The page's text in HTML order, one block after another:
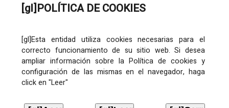
[gl]POLÍTICA DE COOKIES
[gl]Esta entidad utiliza cookies necesarias para el
correcto funcionamiento de su sitio web. Si desea
ampliar información sobre la Política de cookies y
configuración de las mismas en el navegador, haga
click en "Leer"